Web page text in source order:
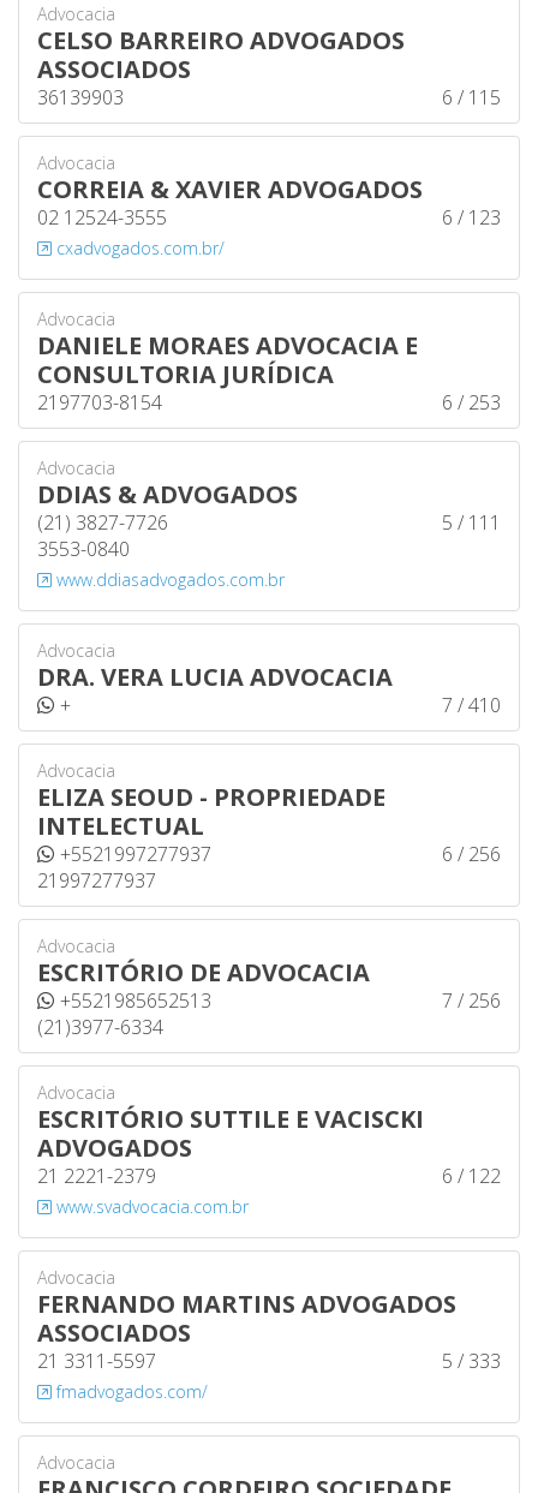
Advocacia
CELSO BARREIRO ADVOGADOS
ASSOCIADOS
6 / 115
36139903
Advocacia
CORREIA & XAVIER ADVOGADOS
6 / 123
02 12524-3555
cxadvogados.com.br/
Advocacia
DANIELE MORAES ADVOCACIA E
CONSULTORIA JURÍDICA
6 / 253
2197703-8154
Advocacia
DDIAS & ADVOGADOS
5 / 111
(21) 3827-7726
3553-0840
www.ddiasadvogados.com.br
Advocacia
DRA. VERA LUCIA ADVOCACIA
7 / 410
+
Advocacia
ELIZA SEOUD - PROPRIEDADE
INTELECTUAL
6 / 256
+5521997277937
21997277937
Advocacia
ESCRITÓRIO DE ADVOCACIA
7 / 256
+5521985652513
(21)3977-6334
Advocacia
ESCRITÓRIO SUTTILE E VACISCKI
ADVOGADOS
6 / 122
21 2221-2379
www.svadvocacia.com.br
Advocacia
FERNANDO MARTINS ADVOGADOS
ASSOCIADOS
5 / 333
21 3311-5597
fmadvogados.com/
Advocacia